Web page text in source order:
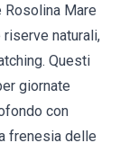
Rosolina Mare
naturali,
Questi
giornate
con
frenesia delle